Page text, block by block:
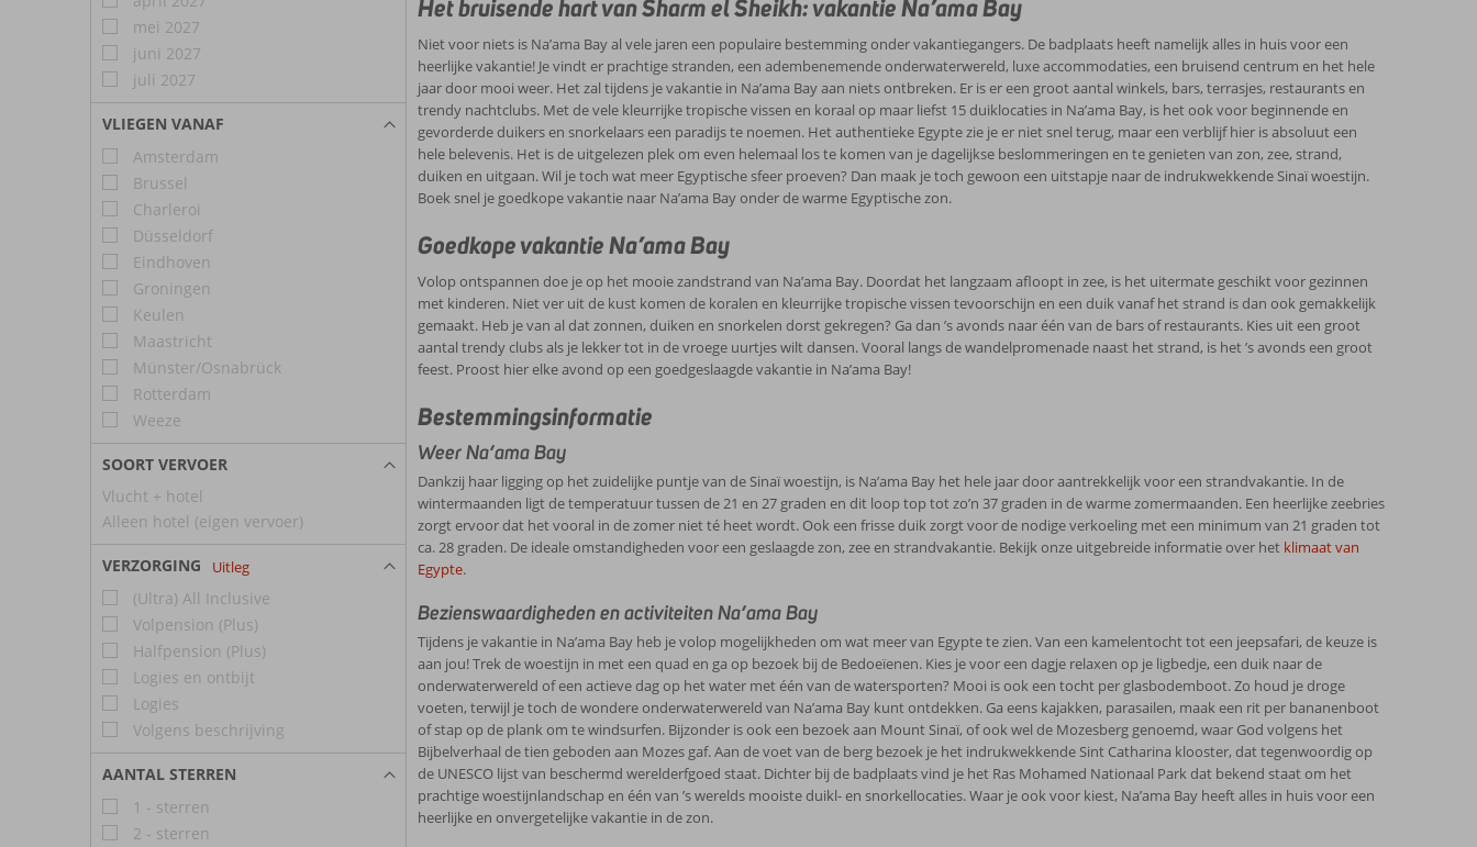
mei 2027
juni 2027
juli 2027
VLIEGEN VANAF
Amsterdam
Brussel
Charleroi
Düsseldorf
Eindhoven
Groningen
Keulen
Maastricht
Münster/Osnabrück
Rotterdam
Weeze
SOORT VERVOER
Vlucht + hotel
Alleen hotel (eigen vervoer)
VERZORGING Uitleg
(Ultra) All Inclusive
Volpension (Plus)
Halfpension (Plus)
Logies en ontbijt
Logies
Volgens beschrijving
AANTAL STERREN
1 - sterren
2 - sterren
klooster, dat tegenwoordig op de UNESCO lijst van beschermd werelderfgoed staat. Dichter bij de badplaats vind je het Ras Mohamed
Nationaal Park dat bekend staat om het prachtige woestijnlandschap en één van ’s werelds mooiste duikl- en snorkellocaties. Waar je ook
voor kiest, Na’ama Bay heeft alles in huis voor een heerlijke en onvergetelijke vakantie in de zon.
Het bruisende hart van Sharm el Sheikh: vakantie Na’ama Bay
Niet voor niets is Na’ama Bay al vele jaren een populaire bestemming onder vakantiegangers. De badplaats heeft namelijk alles in huis voor een
heerlijke vakantie! Je vindt er prachtige stranden, een adembenemende onderwaterwereld, luxe accommodaties, een bruisend centrum en het hele
jaar door mooi weer. Het zal tijdens je vakantie in Na’ama Bay aan niets ontbreken. Er is er een groot aantal winkels, bars, terrasjes, restaurants en
trendy nachtclubs. Met de vele kleurrijke tropische vissen en koraal op maar liefst 15 duiklocaties in Na’ama Bay, is het ook voor beginnende en
gevorderde duikers en snorkelaars een paradijs te noemen. Het authentieke Egypte zie je er niet snel terug, maar een verblijf hier is absoluut een
hele belevenis. Het is de uitgelezen plek om even helemaal los te komen van je dagelijkse beslommeringen en te genieten van zon, zee, strand,
duiken en uitgaan. Wil je toch wat meer Egyptische sfeer proeven? Dan maak je toch gewoon een uitstapje naar de indrukwekkende Sinaï woestijn.
Boek snel je goedkope vakantie naar Na’ama Bay onder de warme Egyptische zon.
Goedkope vakantie Na’ama Bay
Volop ontspannen doe je op het mooie zandstrand van Na’ama Bay. Doordat het langzaam afloopt in zee, is het uitermate geschikt voor gezinnen
met kinderen. Niet ver uit de kust komen de koralen en kleurrijke tropische vissen tevoorschijn en een duik vanaf het strand is dan ook gemakkelijk
gemaakt. Heb je van al dat zonnen, duiken en snorkelen dorst gekregen? Ga dan ’s avonds naar één van de bars of restaurants. Kies uit een groot
aantal trendy clubs als je lekker tot in de vroege uurtjes wilt dansen. Vooral langs de wandelpromenade naast het strand, is het ’s avonds een groot
feest. Proost hier elke avond op een goedgeslaagde vakantie in Na’ama Bay!
Bestemmingsinformatie
Weer Na’ama Bay
Dankzij haar ligging op het zuidelijke puntje van de Sinaï woestijn, is Na’ama Bay het hele jaar door aantrekkelijk voor een strandvakantie. In de
wintermaanden ligt de temperatuur tussen de 21 en 27 graden en dit loop top tot zo’n 37 graden in de warme zomermaanden. Een heerlijke zeebries
zorgt ervoor dat het vooral in de zomer niet té heet wordt. Ook een frisse duik zorgt voor de nodige verkoeling met een minimum van 21 graden tot
ca. 28 graden. De ideale omstandigheden voor een geslaagde zon, zee en strandvakantie. Bekijk onze uitgebreide informatie over het klimaat van
Egypte.
Bezienswaardigheden en activiteiten Na’ama Bay
Tijdens je vakantie in Na’ama Bay heb je volop mogelijkheden om wat meer van Egypte te zien. Van een kamelentocht tot een jeepsafari, de keuze is
aan jou! Trek de woestijn in met een quad en ga op bezoek bij de Bedoeïenen. Kies je voor een dagje relaxen op je ligbedje, een duik naar de
onderwaterwereld of een actieve dag op het water met één van de watersporten? Mooi is ook een tocht per glasbodemboot. Zo houd je droge
voeten, terwijl je toch de wondere onderwaterwereld van Na’ama Bay kunt ontdekken. Ga eens kajakken, parasailen, maak een rit per bananenboot
of stap op de plank om te windsurfen. Bijzonder is ook een bezoek aan Mount Sinaï, of ook wel de Mozesberg genoemd, waar God volgens het
Bijbelverhaal de tien geboden aan Mozes gaf. Aan de voet van de berg bezoek je het indrukwekkende Sint Catharina klooster, dat tegenwoordig op
de UNESCO lijst van beschermd werelderfgoed staat. Dichter bij de badplaats vind je het Ras Mohamed Nationaal Park dat bekend staat om het
prachtige woestijnlandschap en één van ’s werelds mooiste duikl- en snorkellocaties. Waar je ook voor kiest, Na’ama Bay heeft alles in huis voor een
heerlijke en onvergetelijke vakantie in de zon.